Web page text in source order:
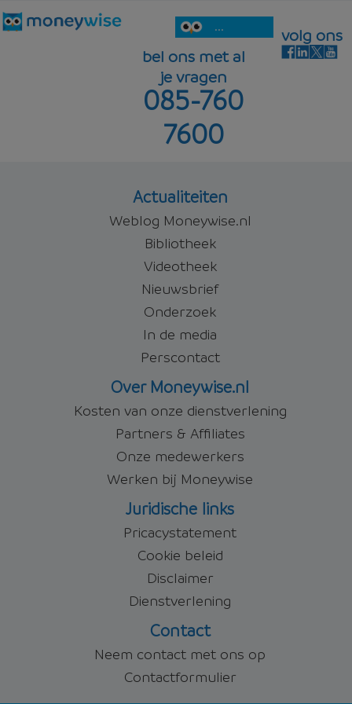
...
bel ons met al
je vragen
085-760
7600
volg ons
Actualiteiten
Weblog Moneywise.nl
Bibliotheek
Videotheek
Nieuwsbrief
Onderzoek
In de media
Perscontact
Over Moneywise.nl
Kosten van onze dienstverlening
Partners & Affiliates
Onze medewerkers
Werken bij Moneywise
Juridische links
Pricacystatement
Cookie beleid
Disclaimer
Dienstverlening
Contact
Neem contact met ons op
Contactformulier